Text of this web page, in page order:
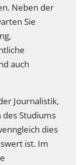
Neben der
Sie
auch
Journalistik,
des Studiums
dies
ist. Im